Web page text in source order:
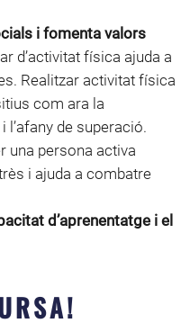
i fomenta valors
d’activitat física ajuda a
Realitzar activitat física
com ara la
de superació.
una persona activa
i ajuda a combatre
d’aprenentatge i el